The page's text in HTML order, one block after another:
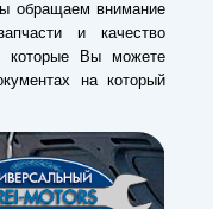
обращаем внимание
и качество
которые Вы можете
на который